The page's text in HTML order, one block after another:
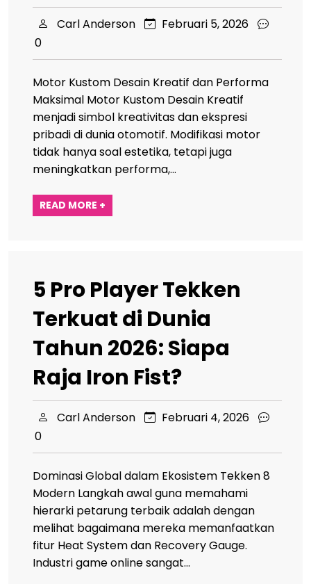
Carl Anderson
Februari 5, 2026
0
Motor Kustom Desain Kreatif dan Performa
Maksimal Motor Kustom Desain Kreatif
menjadi simbol kreativitas dan ekspresi
pribadi di dunia otomotif. Modifikasi motor
tidak hanya soal estetika, tetapi juga
meningkatkan performa,…
READ MORE +
5 Pro Player Tekken
Terkuat di Dunia
Tahun 2026: Siapa
Raja Iron Fist?
Carl Anderson
Februari 4, 2026
0
Dominasi Global dalam Ekosistem Tekken 8
Modern Langkah awal guna memahami
hierarki petarung terbaik adalah dengan
melihat bagaimana mereka memanfaatkan
fitur Heat System dan Recovery Gauge.
Industri game online sangat…